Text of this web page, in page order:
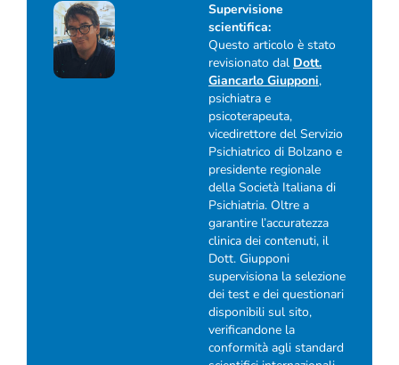
Supervisione
scientifica:
Questo articolo è stato
revisionato dal Dott.
Giancarlo Giupponi,
psichiatra e
psicoterapeuta,
vicedirettore del Servizio
Psichiatrico di Bolzano e
presidente regionale
della Società Italiana di
Psichiatria. Oltre a
garantire l’accuratezza
clinica dei contenuti, il
Dott. Giupponi
supervisiona la selezione
dei test e dei questionari
disponibili sul sito,
verificandone la
conformità agli standard